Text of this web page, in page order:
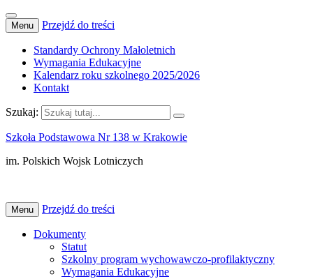
Menu Przejdź do treści
Standardy Ochrony Małoletnich
Wymagania Edukacyjne
Kalendarz roku szkolnego 2025/2026
Kontakt
Szukaj:
Szkoła Podstawowa Nr 138 w Krakowie
im. Polskich Wojsk Lotniczych
Menu Przejdź do treści
Dokumenty
Statut
Szkolny program wychowawczo-profilaktyczny
Wymagania Edukacyjne